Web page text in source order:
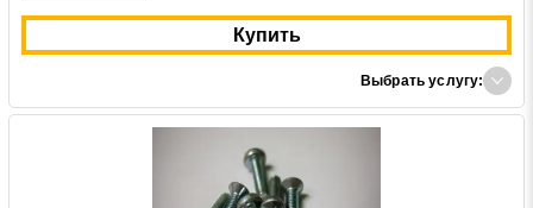
Купить
Выбрать услугу: